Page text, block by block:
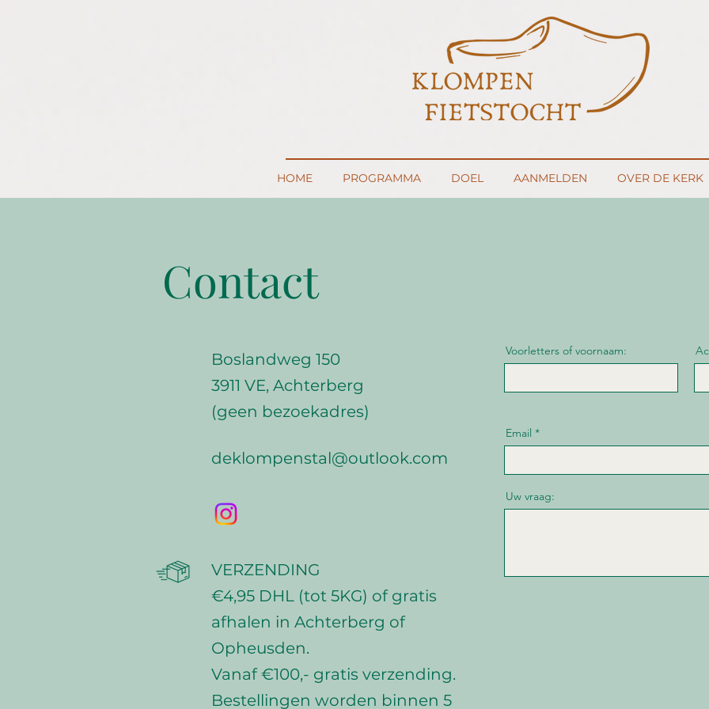
HOME PROGRAMMA DOEL AANMELDEN OVER DE KERK
Contact
Boslandweg 150
3911 VE, Achterberg
(geen bezoekadres)
deklompenstal@outlook.com
VERZENDING
€4,95 DHL (tot 5KG) of gratis
afhalen in Achterberg of
Opheusden.
Vanaf €100,- gratis verzending.
Bestellingen worden binnen 5
Voorletters of voornaam:
Email
Uw vraag: